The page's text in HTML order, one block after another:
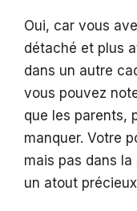
Oui, car vous
détaché et plus
dans un autre
vous pouvez
que les parents,
manquer. Votre
mais pas dans
un atout